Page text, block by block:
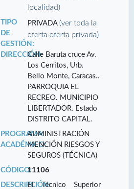
localidad)
TIPO
DE
GESTIÓN:
PRIVADA(ver toda la
oferta oferta privada)
DIRECCIÓN:Calle Baruta cruce Av.
Los Cerritos, Urb.
Bello Monte, Caracas..
PARROQUIA EL
RECREO. MUNICIPIO
LIBERTADOR. Estado
DISTRITO CAPITAL.
PROGRAMA
ACADÉMICO:
ADMINISTRACIÓN
MENCIÓN RIESGOS Y
SEGUROS (TÉCNICA)
CÓDIGO:11106
DESCRIPCIÓN:El Técnico Superior